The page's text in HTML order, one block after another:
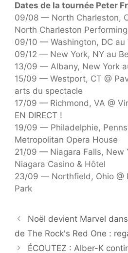
Dates de la tournée Peter
09/08 — North Charleston,
North Charleston
09/10 — Washington, DC au
09/12 — New York, NY au
13/09 — Albany, New York
15/09 — Westport, CT @
arts du spectacle
17/09 — Richmond, VA @
EN DIRECT !
19/09 — Philadelphie,
Metropolitan Opera House
21/09 — Niagara Falls, New
Niagara Casino & Hôtel
23/09 — Northfield, Ohio @
Park
Noël devient Marvel
de The Rock's Red One :
ÉCOUTEZ : Alber-K